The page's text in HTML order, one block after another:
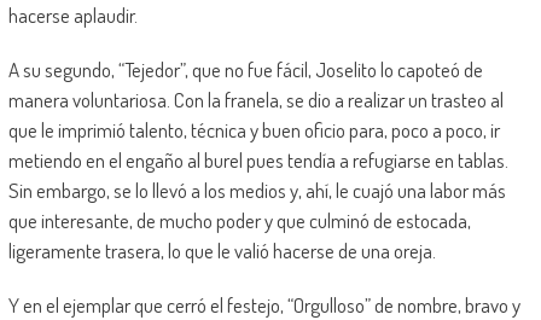
hacerse aplaudir.
A su segundo, “Tejedor”, que no fue fácil, Joselito lo capoteó de
manera voluntariosa. Con la franela, se dio a realizar un trasteo al
que le imprimió talento, técnica y buen oficio para, poco a poco, ir
metiendo en el engaño al burel pues tendía a refugiarse en tablas.
Sin embargo, se lo llevó a los medios y, ahí, le cuajó una labor más
que interesante, de mucho poder y que culminó de estocada,
ligeramente trasera, lo que le valió hacerse de una oreja.
Y en el ejemplar que cerró el festejo, “Orgulloso” de nombre, bravo y